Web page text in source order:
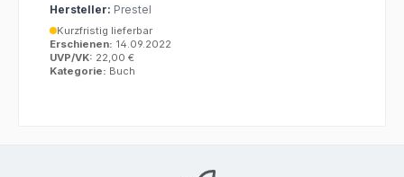
Hersteller: Prestel
Kurzfristig lieferbar
Erschienen: 14.09.2022
UVP/VK: 22,00 €
Kategorie: Buch